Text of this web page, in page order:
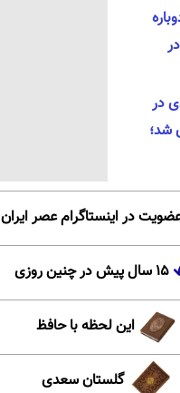
در
شد؛
در اینستاگرام عصر ایران
۱۵ سال پیش در چنین روزی
این لحظه با حافظ
گلستان سعدی